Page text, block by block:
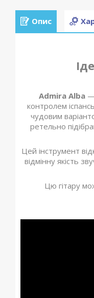
Опис
Admira Alba—
контролем
чудовим
ретельно
Цей інструмент
відмінну якість
Цю гітару